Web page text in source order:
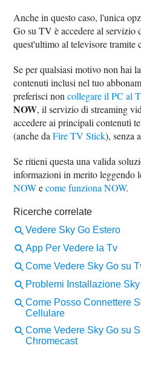
Anche in questo caso, l'unica
Go su TV è accedere al servizio
quest'ultimo al televisore tramite
Se per qualsiasi motivo non hai
contenuti inclusi nel tuo
preferisci noncollegare il PC al
NOW, il servizio di streaming
accedere ai principali contenuti
(anche daFire TV Stick), senza
Se ritieni questa una valida
informazioni in merito leggendo
NOWecome funziona NOW.